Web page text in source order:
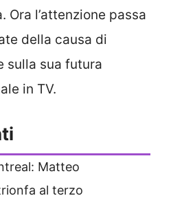
Ora l’attenzione passa
della causa di
sulla sua futura
in TV.
Matteo
al terzo